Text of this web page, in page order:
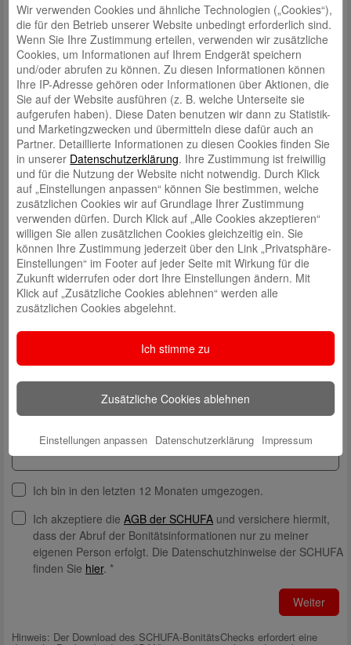
Herr
Frau
Vorname*
Nachname*
Geburtsdatum*
E-Mail*
Aktuelle Adresse
Straße*
Hausnummer*
PLZ*
Ich bin in den letzten 12 Monaten umgezogen.
Ich akzeptiere die AGB der SCHUFA und versichere hiermit,
dass der Abruf der Bonitätsinformationen nur zu meiner
eigenen Person erfolgt. Die Datenschutzhinweise der SCHUFA
finden Sie hier. *
Weiter
Hinweis: Der Download des SCHUFA-BonitätsChecks erfordert eine
Wir verwenden Cookies und ähnliche Technologien („Cookies“),
die für den Betrieb unserer Website unbedingt erforderlich sind.
Wenn Sie Ihre Zustimmung erteilen, verwenden wir zusätzliche
Cookies, um Informationen auf Ihrem Endgerät speichern
und/oder abrufen zu können. Zu diesen Informationen können
Ihre IP-Adresse gehören oder Informationen über Aktionen, die
Sie auf der Website ausführen (z. B. welche Unterseite sie
aufgerufen haben). Diese Daten benutzen wir dann zu Statistik-
und Marketingzwecken und übermitteln diese dafür auch an
Partner. Detaillierte Informationen zu diesen Cookies finden Sie
in unserer Datenschutzerklärung. Ihre Zustimmung ist freiwillig
und für die Nutzung der Website nicht notwendig. Durch Klick
auf „Einstellungen anpassen“ können Sie bestimmen, welche
zusätzlichen Cookies wir auf Grundlage Ihrer Zustimmung
verwenden dürfen. Durch Klick auf „Alle Cookies akzeptieren“
willigen Sie allen zusätzlichen Cookies gleichzeitig ein. Sie
können Ihre Zustimmung jederzeit über den Link „Privatsphäre-
Einstellungen“ im Footer auf jeder Seite mit Wirkung für die
Zukunft widerrufen oder dort Ihre Einstellungen ändern. Mit
Klick auf „Zusätzliche Cookies ablehnen“ werden alle
zusätzlichen Cookies abgelehnt.
Ich stimme zu
Zusätzliche Cookies ablehnen
Einstellungen anpassen Datenschutzerklärung Impressum